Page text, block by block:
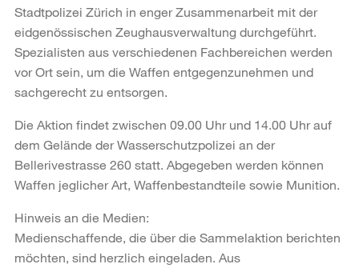
Stadtpolizei Zürich in enger Zusammenarbeit mit der
eidgenössischen Zeughausverwaltung durchgeführt.
Spezialisten aus verschiedenen Fachbereichen werden
vor Ort sein, um die Waffen entgegenzunehmen und
sachgerecht zu entsorgen.
Die Aktion findet zwischen 09.00 Uhr und 14.00 Uhr auf
dem Gelände der Wasserschutzpolizei an der
Bellerivestrasse 260 statt. Abgegeben werden können
Waffen jeglicher Art, Waffenbestandteile sowie Munition.
Hinweis an die Medien:
Medienschaffende, die über die Sammelaktion berichten
möchten, sind herzlich eingeladen. Aus